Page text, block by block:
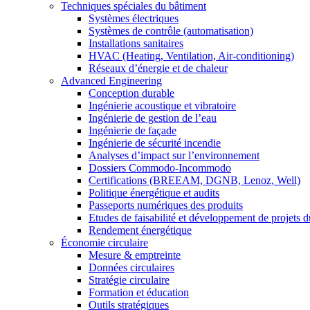
Techniques spéciales du bâtiment
Systèmes électriques
Systèmes de contrôle (automatisation)
Installations sanitaires
HVAC (Heating, Ventilation, Air-conditioning)
Réseaux d’énergie et de chaleur
Advanced Engineering
Conception durable
Ingénierie acoustique et vibratoire
Ingénierie de gestion de l’eau
Ingénierie de façade
Ingénierie de sécurité incendie
Analyses d’impact sur l’environnement
Dossiers Commodo-Incommodo
Certifications (BREEAM, DGNB, Lenoz, Well)
Politique énergétique et audits
Passeports numériques des produits
Etudes de faisabilité et développement de projets
Rendement énergétique
Économie circulaire
Mesure & emptreinte
Données circulaires
Stratégie circulaire
Formation et éducation
Outils stratégiques